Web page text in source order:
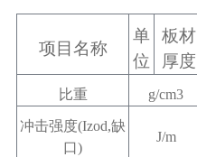
项目名称
单
位
板材
厚度
比重 g/cm3
冲击强度(Izod,缺
口)
J/m